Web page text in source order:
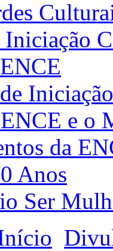
Iniciação
e o
da
Anos
Ser